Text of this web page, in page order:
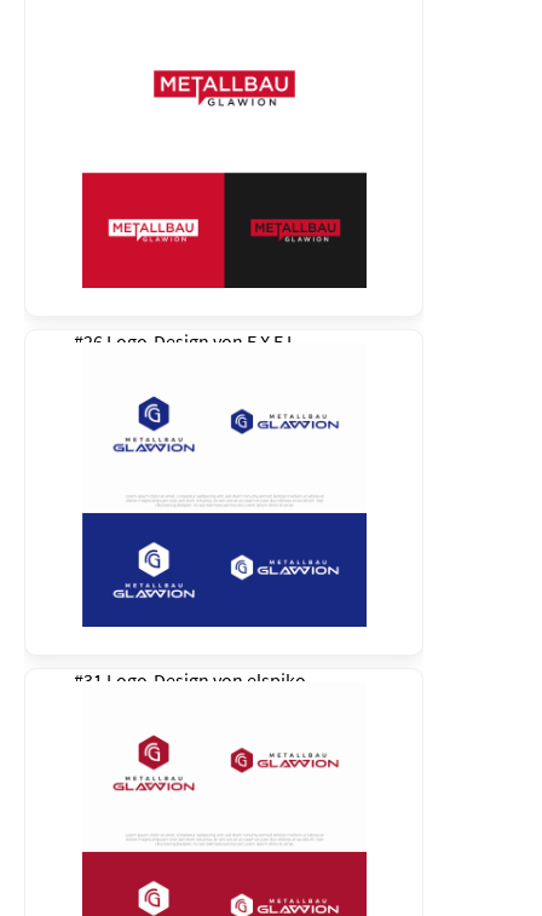
#26 Logo-Design von E X E L
#31 Logo-Design von elspiko